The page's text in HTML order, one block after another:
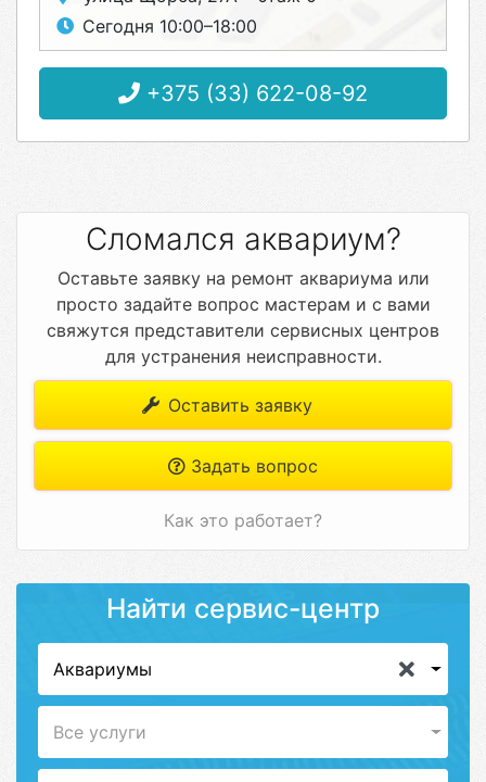
Сегодня 10:00–18:00
+375 (33) 622-08-92
Сломался аквариум?
Оставьте заявку на ремонт аквариума или
просто задайте вопрос мастерам и с вами
свяжутся представители сервисных центров
для устранения неисправности.
Оставить заявку
Задать вопрос
Как это работает?
Найти сервис-центр
Аквариумы
Все услуги